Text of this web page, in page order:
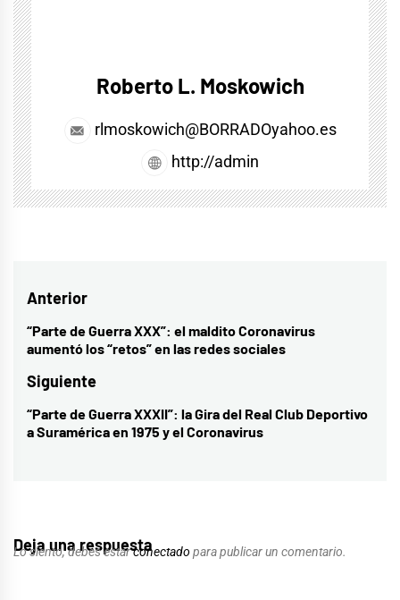
Roberto L. Moskowich
rlmoskowich@BORRADOyahoo.es
http://admin
Navegación
de
Anterior
Entrada
anterior:
“Parte de Guerra XXX”: el maldito Coronavirus
aumentó los “retos” en las redes sociales
Siguiente
Entrada
siguiente:
“Parte de Guerra XXXII”: la Gira del Real Club Deportivo
a Suramérica en 1975 y el Coronavirus
Deja una respuesta
Lo siento, debes estarconectado para publicar un comentario.